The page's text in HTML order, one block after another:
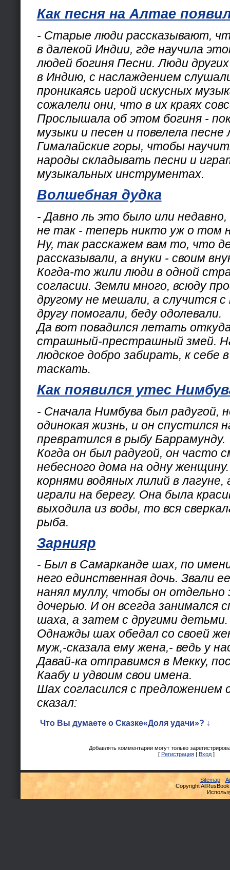
Как песня на Алтае
- Старые люди рассказывают,
в далекой Индии, где научила
людей богиня Песни. Люди
в Индию, с наслаждением
проникаясь игрой искусных
сожалели они, что в их краях
Прослышала об этом богиня -
музыки и песен и повелела
Гималайские горы, чтобы
народы складывать песни и
музыкальных инструментах.
Волшебная дудка
- Давно ль это было или
не так - теперь никто уж о том
Ну, так расскажем вам то, что
рассказывали, а внуки - своим
Когда-то жили люди в одной
согласии. Земли много, всюду
другому не мешали, а случится с
другу помогали, беду одолевали.
Да вот повадился летать
страшный-престрашный змей.
людское добро забирать, к себе
таскать.
Как появился утес
- Сначала Нимбува был радугой,
одинокая жизнь, и он спустился
превратился в рыбу Баррамунду.
Когда он был радугой, он часто
небесного дома на одну
корнями водяных лилий в лагуне,
играли на берегу. Она была
выходила из воды, то вся
рыба.
Зарнияр
- Был в Самарканде шах, по
него единственная дочь. Звали
нанял муллу, чтобы он отдельно
дочерью. И он всегда занимался
шаха, а затем с другими детьми.
Однажды шах обедал со своей
муж,-сказала ему жена,- ведь у
Давай-ка отправимся в Мекку,
Каабу и удвоим свои имена.
Шах согласился с предложением
сказал:
Что Вы думаете о Сказке«Доля удачи»? ↓
Добавлять комментарии могут только
[ Регистрация| Вход]
Sitemap-
Copyright